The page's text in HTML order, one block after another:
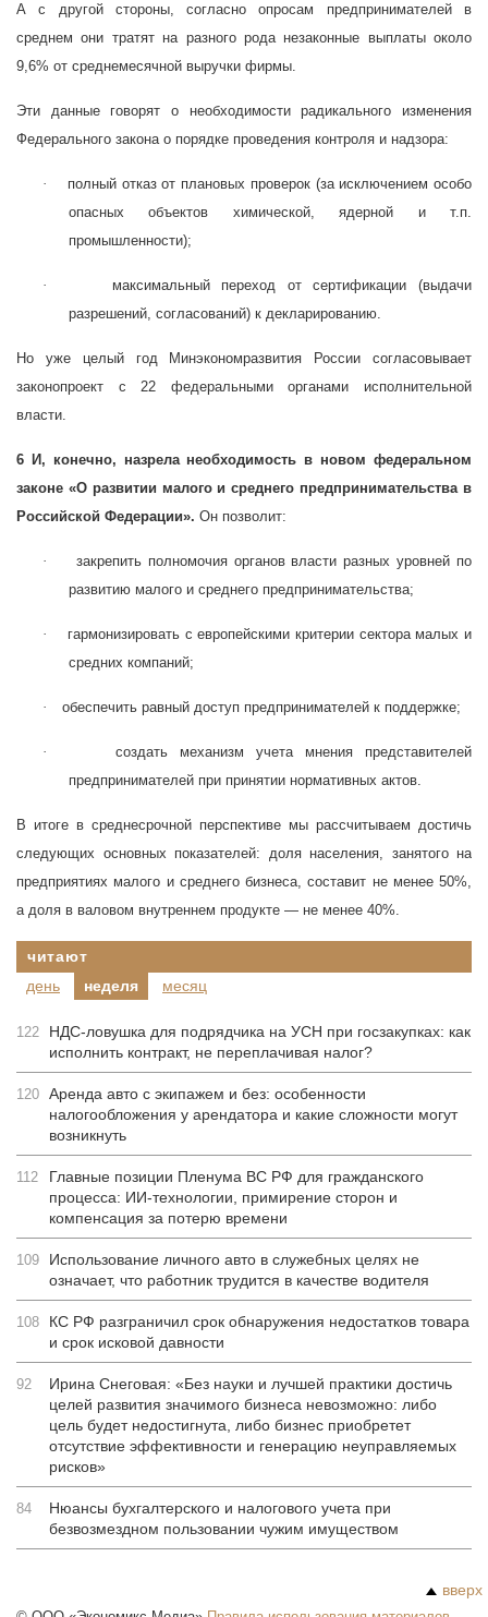
А с другой стороны, согласно опросам предпринимателей в
среднем они тратят на разного рода незаконные выплаты около
9,6% от среднемесячной выручки фирмы.
Эти данные говорят о необходимости радикального изменения
Федерального закона о порядке проведения контроля и надзора:
·
полный отказ от плановых проверок (за исключением особо
опасных объектов химической, ядерной и т.п.
промышленности);
·
максимальный переход от сертификации (выдачи
разрешений, согласований) к декларированию.
Но уже целый год Минэкономразвития России согласовывает
законопроект с 22 федеральными органами исполнительной
власти.
6 И, конечно, назрела необходимость в новом федеральном
законе «О развитии малого и среднего предпринимательства в
Российской Федерации». Он позволит:
·
закрепить полномочия органов власти разных уровней по
развитию малого и среднего предпринимательства;
·
гармонизировать с европейскими критерии сектора малых и
средних компаний;
· обеспечить равный доступ предпринимателей к поддержке;
·
создать механизм учета мнения представителей
предпринимателей при принятии нормативных актов.
В итоге в среднесрочной перспективе мы рассчитываем достичь
следующих основных показателей: доля населения, занятого на
предприятиях малого и среднего бизнеса, составит не менее 50%,
а доля в валовом внутреннем продукте — не менее 40%.
читают
день
неделя месяц
122
НДС-ловушка для подрядчика на УСН при госзакупках: как
исполнить контракт, не переплачивая налог?
120 Аренда авто с экипажем и без: особенности
налогообложения у арендатора и какие сложности могут
возникнуть
112
Главные позиции Пленума ВС РФ для гражданского
процесса: ИИ-технологии, примирение сторон и
компенсация за потерю времени
109
Использование личного авто в служебных целях не
означает, что работник трудится в качестве водителя
108
КС РФ разграничил срок обнаружения недостатков товара
и срок исковой давности
92
Ирина Снеговая: «Без науки и лучшей практики достичь
целей развития значимого бизнеса невозможно: либо
цель будет недостигнута, либо бизнес приобретет
отсутствие эффективности и генерацию неуправляемых
рисков»
84
Нюансы бухгалтерского и налогового учета при
безвозмездном пользовании чужим имуществом
вверх